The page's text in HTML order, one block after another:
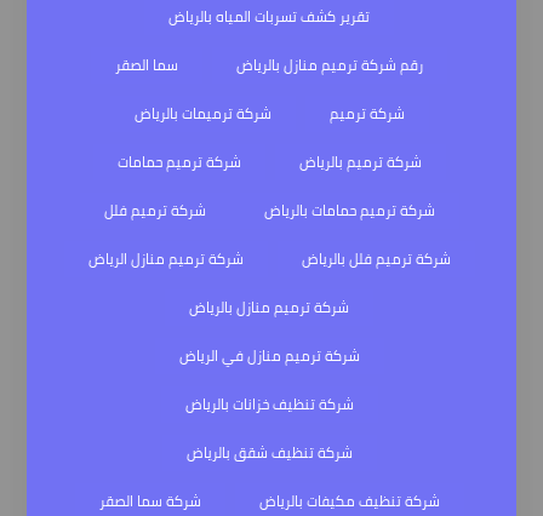
تقرير كشف تسربات المياه بالرياض
رقم شركة ترميم منازل بالرياض
سما الصقر
شركة ترميم
شركة ترميمات بالرياض
شركة ترميم بالرياض
شركة ترميم حمامات
شركة ترميم حمامات بالرياض
شركة ترميم فلل
شركة ترميم فلل بالرياض
شركة ترميم منازل الرياض
شركة ترميم منازل بالرياض
شركة ترميم منازل في الرياض
شركة تنظيف خزانات بالرياض
شركة تنظيف شقق بالرياض
شركة تنظيف مكيفات بالرياض
شركة سما الصقر